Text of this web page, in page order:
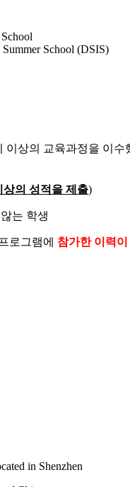
School (DSIS)
상의 교육과정을 이수
상의 성적을 제출)
는 학생
로그램에 참가한 이력이
in Shenzhen